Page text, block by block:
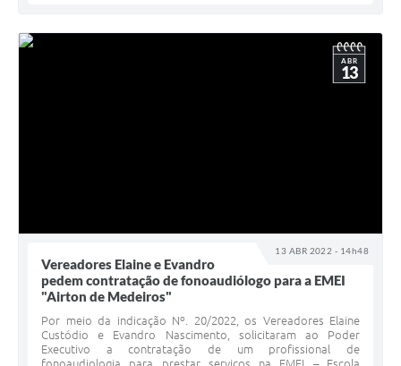
13 ABR 2022 - 14h48
ABR
13
Vereadores Elaine e Evandro
pedem contratação de fonoaudiólogo para a EMEI
"Airton de Medeiros"
Por meio da indicação Nº. 20/2022, os Vereadores Elaine
Custódio e Evandro Nascimento, solicitaram ao Poder
Executivo a contratação de um profissional de
fonoaudiologia para prestar serviços na EMEI – Escola